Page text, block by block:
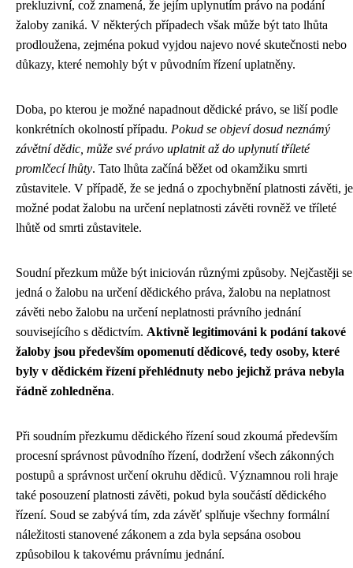
prekluzivní, což znamená, že jejím uplynutím právo na podání
žaloby zaniká. V některých případech však může být tato lhůta
prodloužena, zejména pokud vyjdou najevo nové skutečnosti nebo
důkazy, které nemohly být v původním řízení uplatněny.
Doba, po kterou je možné napadnout dědické právo, se liší podle
konkrétních okolností případu. Pokud se objeví dosud neznámý
závětní dědic, může své právo uplatnit až do uplynutí tříleté
promlčecí lhůty. Tato lhůta začíná běžet od okamžiku smrti
zůstavitele. V případě, že se jedná o zpochybnění platnosti závěti, je
možné podat žalobu na určení neplatnosti závěti rovněž ve tříleté
lhůtě od smrti zůstavitele.
Soudní přezkum může být iniciován různými způsoby. Nejčastěji se
jedná o žalobu na určení dědického práva, žalobu na neplatnost
závěti nebo žalobu na určení neplatnosti právního jednání
souvisejícího s dědictvím. Aktivně legitimováni k podání takové
žaloby jsou především opomenutí dědicové, tedy osoby, které
byly v dědickém řízení přehlédnuty nebo jejichž práva nebyla
řádně zohledněna.
Při soudním přezkumu dědického řízení soud zkoumá především
procesní správnost původního řízení, dodržení všech zákonných
postupů a správnost určení okruhu dědiců. Významnou roli hraje
také posouzení platnosti závěti, pokud byla součástí dědického
řízení. Soud se zabývá tím, zda závěť splňuje všechny formální
náležitosti stanovené zákonem a zda byla sepsána osobou
způsobilou k takovému právnímu jednání.